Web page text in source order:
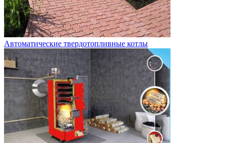
Автоматические твердотопливные котлы